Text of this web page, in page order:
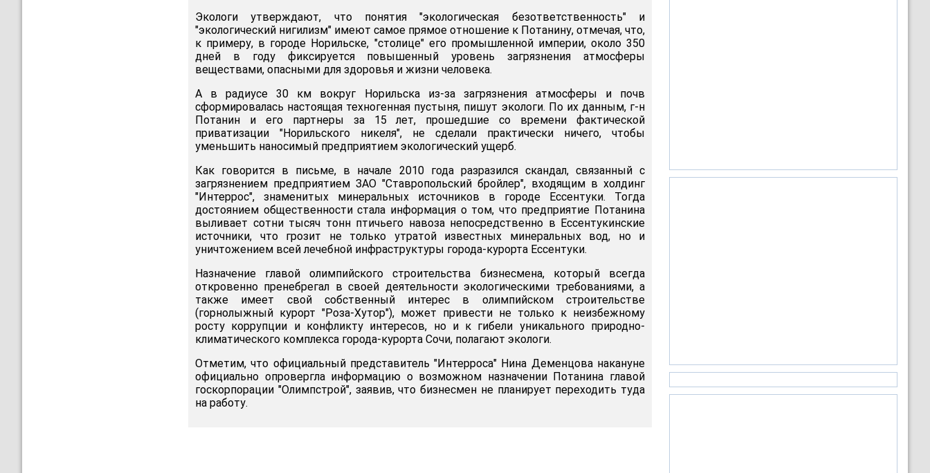
Экологи утверждают, что понятия "экологическая безответственность" и
"экологический нигилизм" имеют самое прямое отношение к Потанину, отмечая, что,
к примеру, в городе Норильске, "столице" его промышленной империи, около 350
дней в году фиксируется повышенный уровень загрязнения атмосферы
веществами, опасными для здоровья и жизни человека.
А в радиусе 30 км вокруг Норильска из-за загрязнения атмосферы и почв
сформировалась настоящая техногенная пустыня, пишут экологи. По их данным, г-н
Потанин и его партнеры за 15 лет, прошедшие со времени фактической
приватизации "Норильского никеля", не сделали практически ничего, чтобы
уменьшить наносимый предприятием экологический ущерб.
Как говорится в письме, в начале 2010 года разразился скандал, связанный с
загрязнением предприятием ЗАО "Ставропольский бройлер", входящим в холдинг
"Интеррос", знаменитых минеральных источников в городе Ессентуки. Тогда
достоянием общественности стала информация о том, что предприятие Потанина
выливает сотни тысяч тонн птичьего навоза непосредственно в Ессентукинские
источники, что грозит не только утратой известных минеральных вод, но и
уничтожением всей лечебной инфраструктуры города-курорта Ессентуки.
Назначение главой олимпийского строительства бизнесмена, который всегда
откровенно пренебрегал в своей деятельности экологическими требованиями, а
также имеет свой собственный интерес в олимпийском строительстве
(горнолыжный курорт "Роза-Хутор"), может привести не только к неизбежному
росту коррупции и конфликту интересов, но и к гибели уникального природно-
климатического комплекса города-курорта Сочи, полагают экологи.
Отметим, что официальный представитель "Интерроса" Нина Деменцова накануне
официально опровергла информацию о возможном назначении Потанина главой
госкорпорации "Олимпстрой", заявив, что бизнесмен не планирует переходить туда
на работу.